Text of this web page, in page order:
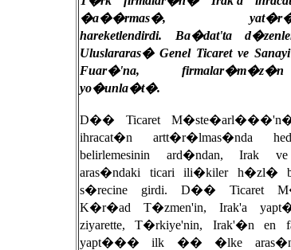
�a��rmas�,
hareketlendirdi. Ba�dat'ta
Uluslararas� Genel Ticaret ve
Fuar�'na,
yo�unla�t�.
D�� Ticaret
ihracat�n artt�r�lmas�nda
belirlemesinin ard�ndan, Irak
aras�ndaki ticari ili�kiler h�zl�
s�recine girdi. D�� Ticaret
K�r�ad T�zmen'in, Irak'a
ziyarette, T�rkiye'nin, Irak'�n en
yapt��� ilk �� �lke